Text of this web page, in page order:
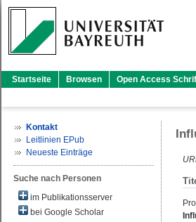
Startseite Browsen Open Access
Kontakt
Leitlinien EPub
Neueste Einträge
Suche nach Personen
im Publikationsserver
bei Google Scholar